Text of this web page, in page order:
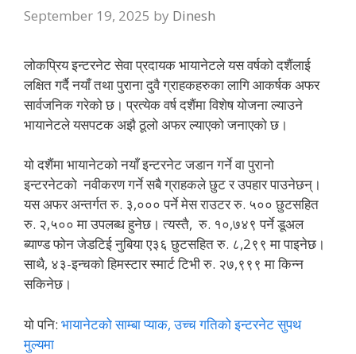
September 19, 2025 by Dinesh
लोकप्रिय इन्टरनेट सेवा प्रदायक भायानेटले यस वर्षको दशैंलाई
लक्षित गर्दै नयाँ तथा पुराना दुवै ग्राहकहरुका लागि आकर्षक अफर
सार्वजनिक गरेको छ। प्रत्येक वर्ष दशैंमा विशेष योजना ल्याउने
भायानेटले यसपटक अझै ठूलो अफर ल्याएको जनाएको छ।
यो दशैंमा भायानेटको नयाँ इन्टरनेट जडान गर्ने वा पुरानो
इन्टरनेटको नवीकरण गर्ने सबै ग्राहकले छुट र उपहार पाउनेछन्।
यस अफर अन्तर्गत रु. ३,००० पर्ने मेस राउटर रु. ५०० छुटसहित
रु. २,५०० मा उपलब्ध हुनेछ। त्यस्तै, रु. १०,७४९ पर्ने डूअल
ब्याण्ड फोन जेडटिई नुबिया ए३६ छुटसहित रु. ८,2९९ मा पाइनेछ।
साथै, ४३-इन्चको हिमस्टार स्मार्ट टिभी रु. २७,९९९ मा किन्न
सकिनेछ।
यो पनि: भायानेटको साम्बा प्याक, उच्च गतिको इन्टरनेट सुपथ
मुल्यमा